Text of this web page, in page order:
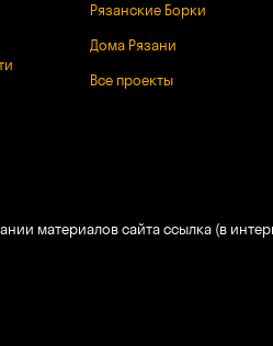
Рязанские Борки
Дома Рязани
Все проекты
материалов сайта ссылка (в